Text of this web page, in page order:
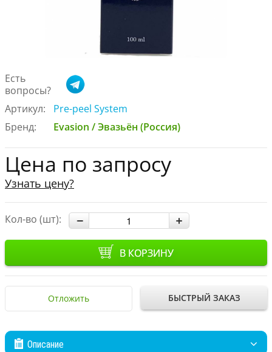
Есть
вопросы?
Артикул:
Pre-peel System
Бренд:
Evasion / Эвазьён (Россия)
Цена по запросу
Узнать цену?
Кол-во (шт):
В КОРЗИНУ
Отложить БЫСТРЫЙ ЗАКАЗ
Описание